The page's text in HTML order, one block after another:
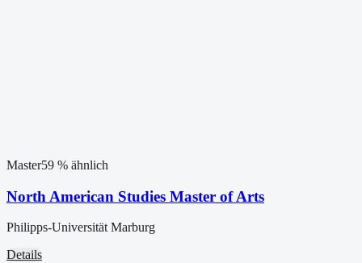
Master59 % ähnlich
North American Studies Master of Arts
Philipps-Universität Marburg
Details